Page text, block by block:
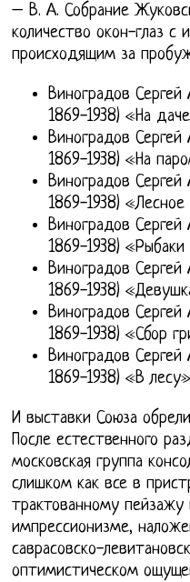
– В. А. Собрание
количество окон-глаз
происходящим за
Виноградов Сергей
1869-1938) «На
Виноградов Сергей
1869-1938) «На
Виноградов Сергей
1869-1938)
Виноградов Сергей
1869-1938) «Рыбаки
Виноградов Сергей
1869-1938)
Виноградов Сергей
1869-1938) «Сбор
Виноградов Сергей
1869-1938) «В
И выставки Союза
После естественного
московская группа
слишком как все в
трактованному
импрессионизме,
саврасовско-
оптимистическом